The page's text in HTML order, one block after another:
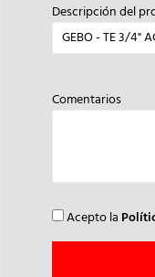
Descripción del
Comentarios
Acepto la